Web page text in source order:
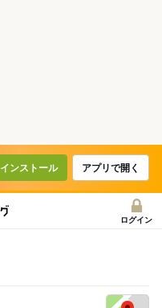
インストール アプリで開く
ログイン